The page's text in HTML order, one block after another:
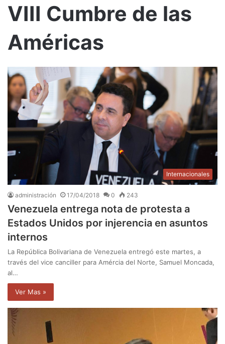
VIII Cumbre de las
Américas
Internacionales
administración 17/04/2018 0 243
Venezuela entrega nota de protesta a
Estados Unidos por injerencia en asuntos
internos
La República Bolivariana de Venezuela entregó este martes, a
través del vice canciller para Amércia del Norte, Samuel Moncada,
al…
Ver Mas »